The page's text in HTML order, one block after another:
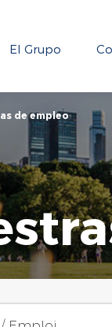
El Grupo
de empleo